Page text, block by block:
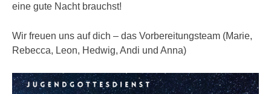
eine gute Nacht brauchst!
Wir freuen uns auf dich – das Vorbereitungsteam (Marie,
Rebecca, Leon, Hedwig, Andi und Anna)